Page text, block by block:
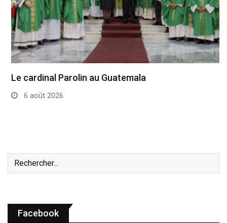
Le cardinal Parolin au Guatemala
6 août 2026
Facebook